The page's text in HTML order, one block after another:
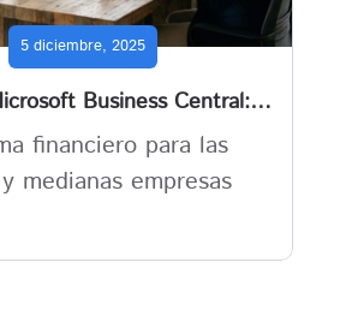
5 diciembre, 2025
Copilot y Microsoft Business Central: ¿cómo la IA transforma la toma de decisiones financieras?
financiero para las
medianas empresas